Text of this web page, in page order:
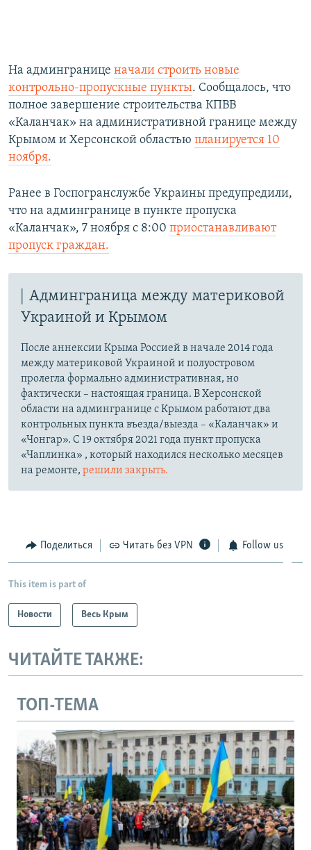
На админгранице начали строить новые
контрольно-пропускные пункты. Сообщалось, что
полное завершение строительства КПВВ
«Каланчак» на административной границе между
Крымом и Херсонской областью планируется 10
ноября.
Ранее в Госпогранслужбе Украины предупредили,
что на админгранице в пункте пропуска
«Каланчак», 7 ноября с 8:00 приостанавливают
пропуск граждан.
Админграница между материковой
Украиной и Крымом
После аннексии Крыма Россией в начале 2014 года
между материковой Украиной и полуостровом
пролегла формально административная, но
фактически – настоящая граница. В Херсонской
области на админгранице с Крымом работают два
контрольных пункта въезда/выезда – «Каланчак» и
«Чонгар». С 19 октября 2021 года пункт пропуска
«Чаплинка» , который находился несколько месяцев
на ремонте, решили закрыть.
Поделиться Читать без VPN Follow us
This item is part of
Новости Весь Крым
ЧИТАЙТЕ ТАКЖЕ:
ТОП-ТЕМА